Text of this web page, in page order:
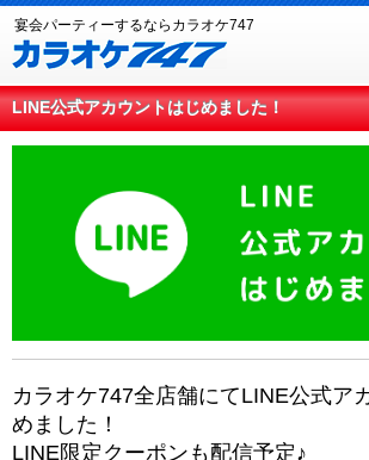
宴会パーティーするならカラオケ747
LINE公式アカウントはじめました！
カラオケ747全店舗にてLINE公式ア
めました！
LINE限定クーポンも配信予定♪